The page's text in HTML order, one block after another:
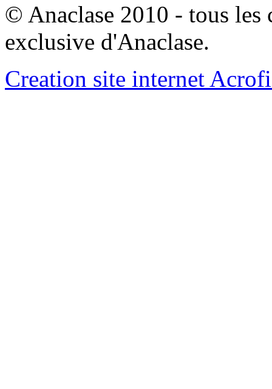
© Anaclase 2010 - tous les
exclusive d'Anaclase.
Creation site internet